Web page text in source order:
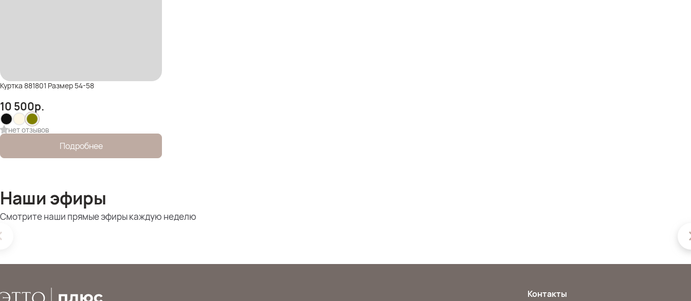
Куртка 881801 Размер 54-58
10 500р.
нет отзывов
Подробнее
Наши эфиры
Смотрите наши прямые эфиры каждую неделю
Контакты